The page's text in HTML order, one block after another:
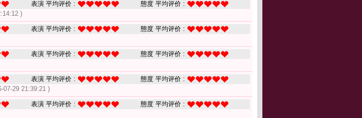
表演 平均评价 :
態度 平均评价 :
)
表演 平均评价 :
態度 平均评价 :
表演 平均评价 :
態度 平均评价 :
表演 平均评价 :
態度 平均评价 :
07-29 21:39:21 )
表演 平均评价 :
態度 平均评价 :